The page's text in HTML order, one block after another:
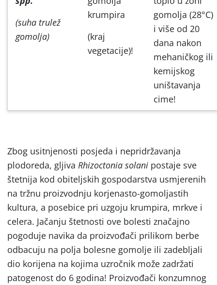
(suha trulež
gomolja)
krumpira
(kraj
vegetacije)!
gomolja (28°C)
i više od 20
dana nakon
mehaničkog ili
kemijskog
uništavanja
cime!
Zbog usitnjenosti posjeda i nepridržavanja
plodoreda, gljiva Rhizoctonia solani postaje sve
štetnija kod obiteljskih gospodarstva usmjerenih
na tržnu proizvodnju korjenasto-gomoljastih
kultura, a posebice pri uzgoju krumpira, mrkve i
celera. Jačanju štetnosti ove bolesti značajno
pogoduje navika da proizvođači prilikom berbe
odbacuju na polja bolesne gomolje ili zadebljali
dio korijena na kojima uzročnik može zadržati
patogenost do 6 godina! Proizvođači konzumnog